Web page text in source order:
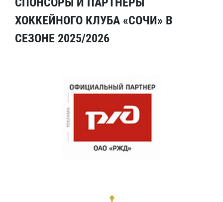
ХОККЕЙНОГО КЛУБА «СОЧИ» В
СЕЗОНЕ 2025/2026